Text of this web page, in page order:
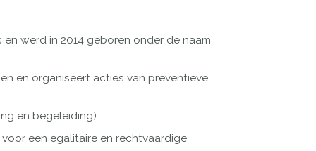
en werd in 2014 geboren onder de naam
en organiseert acties van preventieve
en begeleiding).
een egalitaire en rechtvaardige